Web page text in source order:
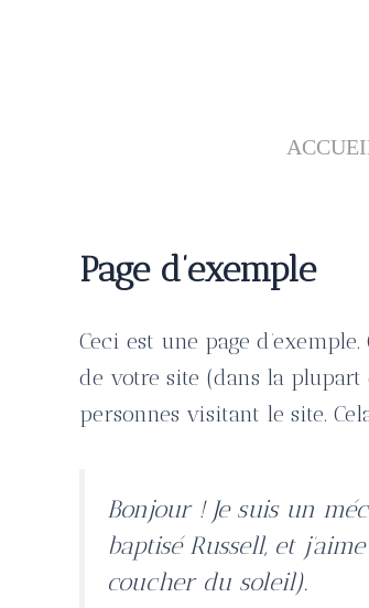
Page d’exemple
Ceci est une page
de votre site (dans la
personnes visitant le site.
Bonjour ! Je suis un
baptisé Russell, et
coucher du soleil).